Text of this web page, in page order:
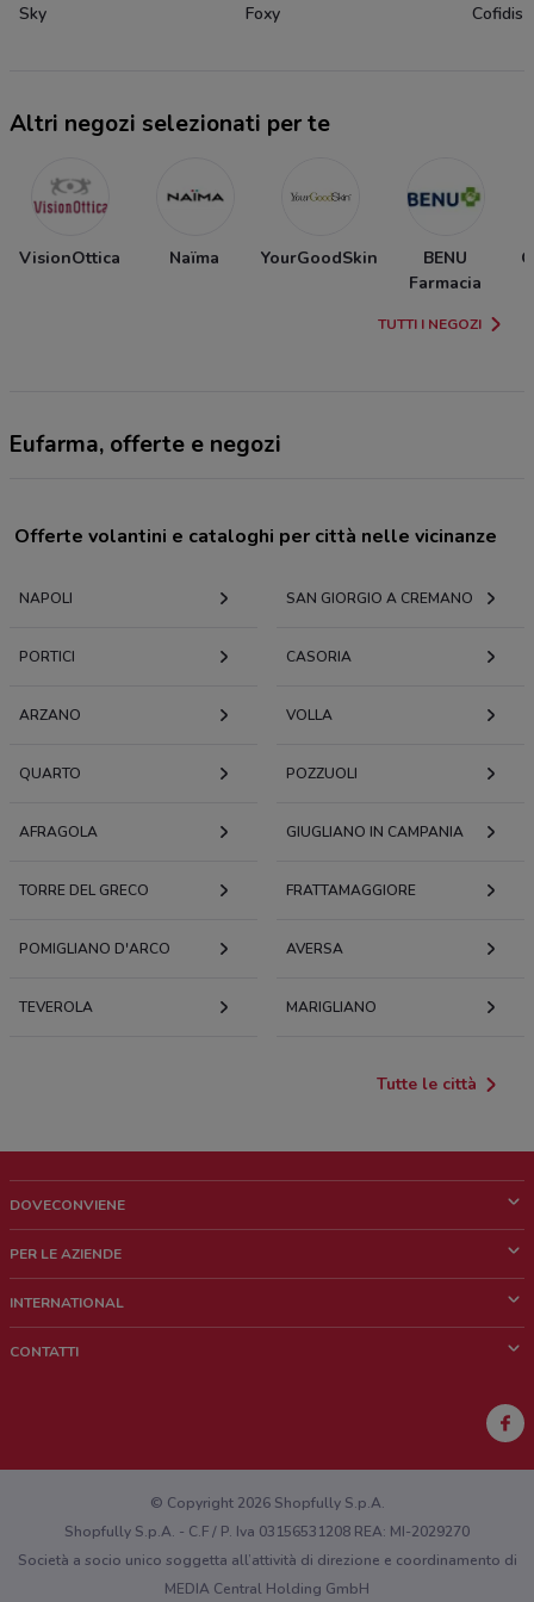
Sky Foxy Cofidis
Altri negozi selezionati per te
VisionOttica Naïma YourGoodSkin
BENU
Farmacia
TUTTI I NEGOZI
Eufarma, offerte e negozi
Offerte volantini e cataloghi per città nelle vicinanze
NAPOLI SAN GIORGIO A CREMANO
PORTICI CASORIA
ARZANO VOLLA
QUARTO POZZUOLI
AFRAGOLA GIUGLIANO IN CAMPANIA
TORRE DEL GRECO FRATTAMAGGIORE
POMIGLIANO D'ARCO AVERSA
TEVEROLA MARIGLIANO
Tutte le città
DOVECONVIENE
Chi siamo
Lavora con noi
PER LE AZIENDE
Richieste commerciali e marketing
INTERNATIONAL
CONTATTI
Hai un malfunzionamento sul web o sull'app?
© Copyright 2026 Shopfully S.p.A.
Shopfully S.p.A. - C.F / P. Iva 03156531208 REA: MI-2029270
Società a socio unico soggetta all’attività di direzione e coordinamento di
MEDIA Central Holding GmbH